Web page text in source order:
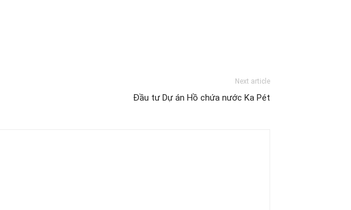
Next article
Đầu tư Dự án Hồ chứa nước Ka Pét